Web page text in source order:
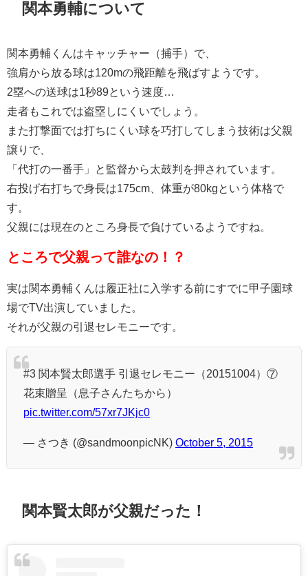
関本勇輔について
関本勇輔くんはキャッチャー（捕手）で、
強肩から放る球は120mの飛距離を飛ばすようです。
2塁への送球は1秒89という速度…
走者もこれでは盗塁しにくいでしょう。
また打撃面では打ちにくい球を巧打してしまう技術は父親
譲りで、
「代打の一番手」と監督から太鼓判を押されています。
右投げ右打ちで身長は175cm、体重が80kgという体格で
す。
父親には現在のところ身長で負けているようですね。
ところで父親って誰なの！？
実は関本勇輔くんは履正社に入学する前にすでに甲子園球
場でTV出演していました。
それが父親の引退セレモニーです。
#3 関本賢太郎選手 引退セレモニー（20151004）⑦
花束贈呈（息子さんたちから）
pic.twitter.com/57xr7JKjc0
— さつき (@sandmoonpicNK) October 5, 2015
関本賢太郎が父親だった！